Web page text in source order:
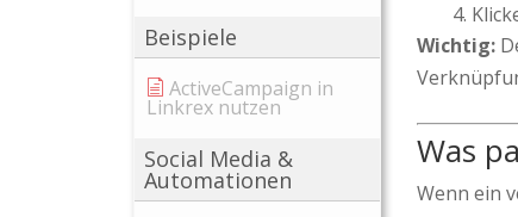
Beispiele
ActiveCampaign in
Linkrex nutzen
Social Media &
Automationen
Wichtig:
Was
Wenn ein